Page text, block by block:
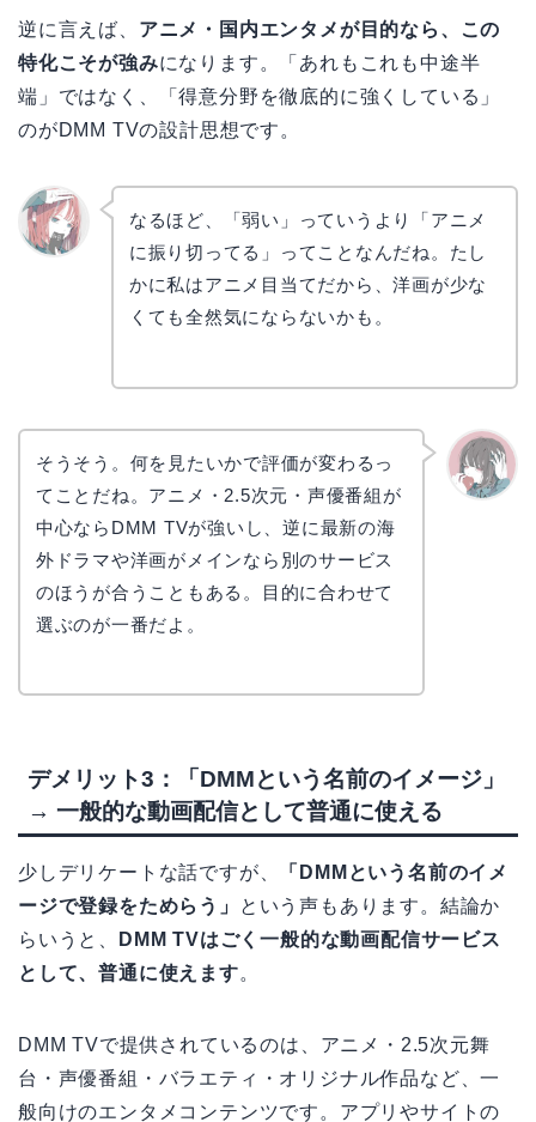
逆に言えば、 アニメ・国内エンタメが目的なら、この
特化こそが強みになります。「あれもこれも中途半
端」ではなく、「得意分野を徹底的に強くしている」
のがDMM TVの設計思想です。
なるほど、「弱い」っていうより「アニメ
に振り切ってる」ってことなんだね。たし
かに私はアニメ目当てだから、洋画が少な
くても全然気にならないかも。
そうそう。何を見たいかで評価が変わるっ
てことだね。アニメ・2.5次元・声優番組が
中心ならDMM TVが強いし、逆に最新の海
外ドラマや洋画がメインなら別のサービス
のほうが合うこともある。目的に合わせて
選ぶのが一番だよ。
デメリット3：「DMMという名前のイメージ」
→ 一般的な動画配信として普通に使える
少しデリケートな話ですが、
「DMMという名前のイメ
ージで登録をためらう」
という声もあります。結論か
らいうと、
DMM TVはごく一般的な動画配信サービス
として、普通に使えます。
DMM TVで提供されているのは、アニメ・2.5次元舞
台・声優番組・バラエティ・オリジナル作品など、一
般向けのエンタメコンテンツです。アプリやサイトの